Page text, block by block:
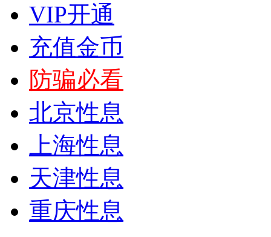
VIP开通
充值金币
防骗必看
北京性息
上海性息
天津性息
重庆性息